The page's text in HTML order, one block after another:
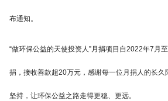
布通知。
“做环保公益的天使投资人”月捐项目自2022年7月
捐，接收善款超20万元，感谢每一位月捐人的长久
坚持，让环保公益之路走得更稳、更远。